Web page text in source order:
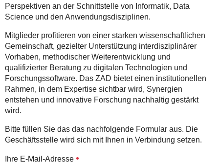
Perspektiven an der Schnittstelle von Informatik, Data
Science und den Anwendungsdisziplinen.
Mitglieder profitieren von einer starken wissenschaftlichen
Gemeinschaft, gezielter Unterstützung interdisziplinärer
Vorhaben, methodischer Weiterentwicklung und
qualifizierter Beratung zu digitalen Technologien und
Forschungssoftware. Das ZAD bietet einen institutionellen
Rahmen, in dem Expertise sichtbar wird, Synergien
entstehen und innovative Forschung nachhaltig gestärkt
wird.
Bitte füllen Sie das das nachfolgende Formular aus. Die
Geschäftsstelle wird sich mit Ihnen in Verbindung setzen.
Ihre E-Mail-Adresse